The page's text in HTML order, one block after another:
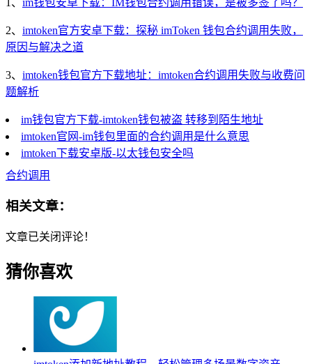
2、 imtoken官方安卓下载：探秘 imToken 钱包合约调用失败，
原因与解决之道
3、 imtoken钱包官方下载地址：imtoken合约调用失败与收费问
题解析
im钱包官方下载-imtoken钱包被盗 转移到陌生地址
imtoken官网-im钱包里面的合约调用是什么意思
imtoken下载安卓版-以太钱包安全吗
合约调用
相关文章：
文章已关闭评论！
猜你喜欢